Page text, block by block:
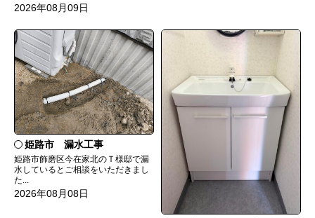
2026年08月09日
姫路市 漏水工事
姫路市飾磨区今在家北のＴ様邸で漏
水しているとご相談をいただきまし
た...
2026年08月08日